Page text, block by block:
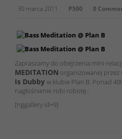
30 marca 2011 P500 0
Zapraszamy do obejrzenia mini-
MEDITATION organizowanej przez
Is Dubby w klubie Plan B. Ponad
nagłośnienie robi robotę..
[nggallery id=9]